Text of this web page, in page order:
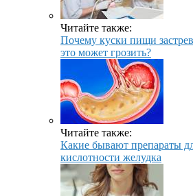
Читайте также:
Почему куски пищи
это может грозить?
Читайте также:
Какие бывают препараты
кислотности желудка